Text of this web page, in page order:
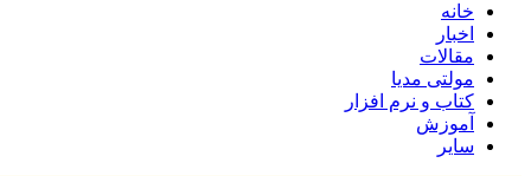
خانه
اخبار
مقالات
مولتی مدیا
کتاب و نرم افزار
آموزش
سایر